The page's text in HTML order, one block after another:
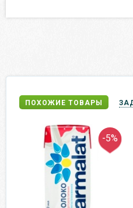
ПОХОЖИЕ ТОВАРЫ
-5%